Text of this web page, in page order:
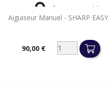
Aiguiseur Manuel - SHARP EASY
Prix90,00 €
 Aperçu rapide